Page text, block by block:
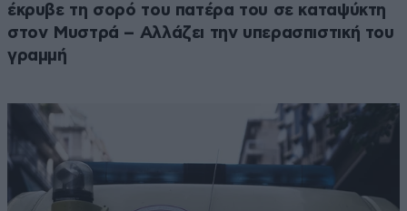
έκρυβε τη σορό του πατέρα του σε καταψύκτη
στον Μυστρά – Αλλάζει την υπερασπιστική του
γραμμή